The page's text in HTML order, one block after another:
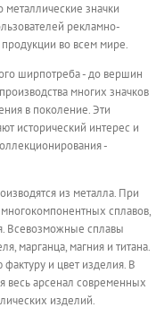
значки
рекламно-
во всем мире.
ширпотреба - до вершин
многих значков
в поколение. Эти
исторический интерес и
-
из металла. При
сплавов,
Всевозможные сплавы
марганца, магния и титана.
и цвет изделия. В
весь арсенал современных
изделий.